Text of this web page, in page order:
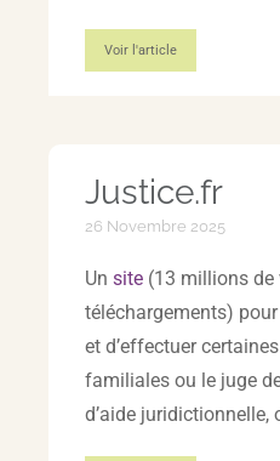
Voir l'article
Justice.fr
26 Novembre 2025
Un site (13 millions de
téléchargements)
et d’effectuer
familiales ou le juge
d’aide juridictionnelle,